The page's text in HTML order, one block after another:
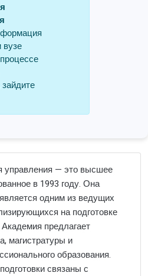
управления — это высшее
в 1993 году. Она
одним из ведущих
на подготовке
предлагает
магистратуры и
образования.
связаны с